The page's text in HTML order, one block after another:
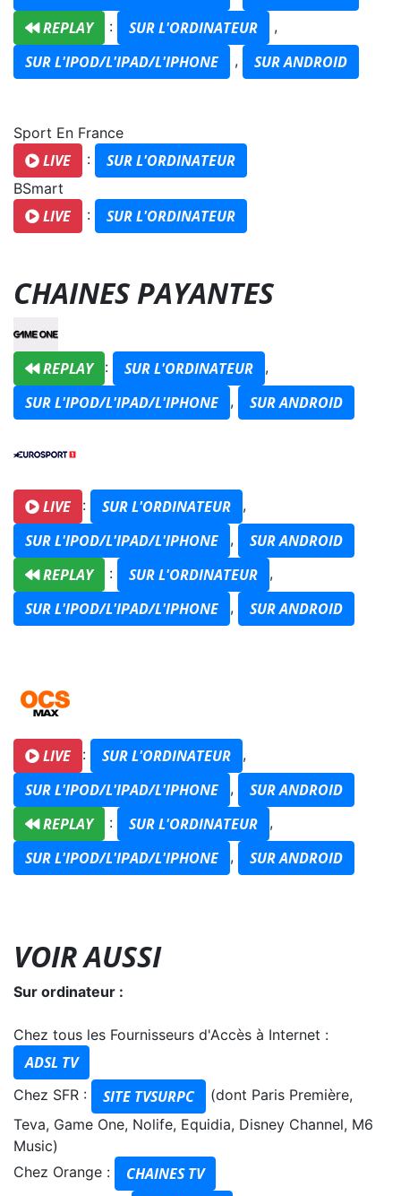
REPLAY
: SUR L'ORDINATEUR ,
SUR L'IPOD/L'IPAD/L'IPHONE , SUR ANDROID
Sport En France
LIVE : SUR L'ORDINATEUR
BSmart
LIVE : SUR L'ORDINATEUR
CHAINES PAYANTES
REPLAY : SUR L'ORDINATEUR ,
SUR L'IPOD/L'IPAD/L'IPHONE , SUR ANDROID
LIVE : SUR L'ORDINATEUR ,
SUR L'IPOD/L'IPAD/L'IPHONE ,
SUR ANDROID
REPLAY
: SUR L'ORDINATEUR ,
SUR L'IPOD/L'IPAD/L'IPHONE , SUR ANDROID
LIVE : SUR L'ORDINATEUR ,
SUR L'IPOD/L'IPAD/L'IPHONE ,
SUR ANDROID
REPLAY
: SUR L'ORDINATEUR ,
SUR L'IPOD/L'IPAD/L'IPHONE , SUR ANDROID
VOIR AUSSI
Sur ordinateur :
Chez tous les Fournisseurs d'Accès à Internet :
ADSL TV
Chez SFR : SITE TVSURPC
(dont Paris Première,
Teva, Game One, Nolife, Equidia, Disney Channel, M6
Music)
Chez Orange :
CHAINES TV